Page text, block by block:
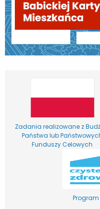
Zadania realizowane z
Państwa lub
Funduszy Celowych
Program